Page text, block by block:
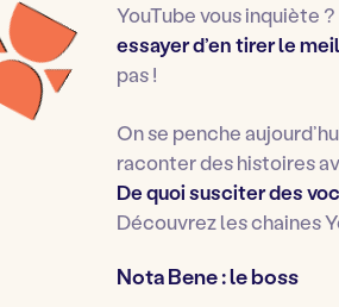
YouTube vous inquiète ?
essayer d’en tirer le
pas !
On se penche
raconter des histoires
De quoi susciter des
Découvrez les chaines
Nota Bene : le boss